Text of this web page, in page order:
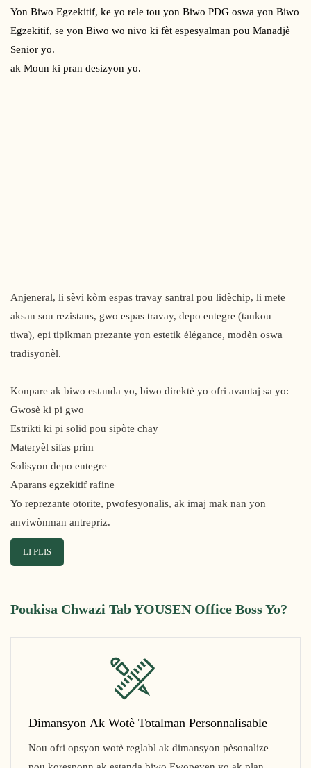
Yon Biwo Egzekitif, ke yo rele tou yon Biwo PDG oswa yon Biwo
Egzekitif, se yon Biwo wo nivo ki fèt espesyalman pou Manadjè
Senior yo.
ak Moun ki pran desizyon yo.
Anjeneral, li sèvi kòm espas travay santral pou lidèchip, li mete
aksan sou rezistans, gwo espas travay, depo entegre (tankou
tiwa), epi tipikman prezante yon estetik élégance, modèn oswa
tradisyonèl.
Konpare ak biwo estanda yo, biwo direktè yo ofri avantaj sa yo:
Gwosè ki pi gwo
Estrikti ki pi solid pou sipòte chay
Materyèl sifas prim
Solisyon depo entegre
Aparans egzekitif rafine
Yo reprezante otorite, pwofesyonalis, ak imaj mak nan yon
anviwònman antrepriz.
LI PLIS
Poukisa Chwazi Tab YOUSEN Office Boss Yo?
Dimansyon Ak Wotè Totalman Personnalisable
Nou ofri opsyon wotè reglabl ak dimansyon pèsonalize